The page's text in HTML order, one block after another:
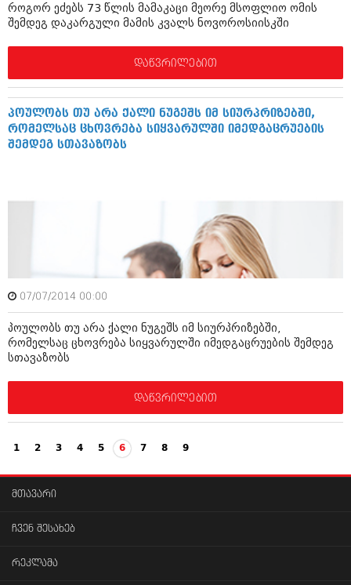
ოქტომბერი 2009 (382)
სექტემბერი 2009 (541)
აგვისტო 2009 (14)
ივლისი 2009 (118)
თებერვალი 0216 (1)
ოქტომბერი 0215 (1)
აგვისტო 0215 (2)
აგვისტო 0212 (1)
როგორ ეძებს 73 წლის მამაკაცი მეორე მსოფლიო ომის
შემდეგ დაკარგული მამის კვალს ნოვოროსიისკში
დაწვრილებით
პოულობს თუ არა ქალი ნუგეშს იმ სიურპრიზებში,
რომელსაც ცხოვრება სიყვარულში იმედგაცრუების
შემდეგ სთავაზობს
07/07/2014 00:00
პოულობს თუ არა ქალი ნუგეშს იმ სიურპრიზებში,
რომელსაც ცხოვრება სიყვარულში იმედგაცრუების შემდეგ
სთავაზობს
დაწვრილებით
1 2 3 4 5 6 7 8 9
მთავარი
ჩვენ შესახებ
რეკლამა